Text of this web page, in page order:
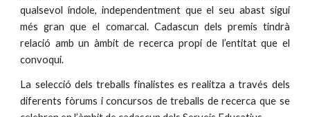
qualsevol índole, independentment que el seu abast sigui
més gran que el comarcal. Cadascun dels premis tindrà
relació amb un àmbit de recerca propi de l’entitat que el
convoqui.
La selecció dels treballs finalistes es realitza a través dels
diferents fòrums i concursos de treballs de recerca que se